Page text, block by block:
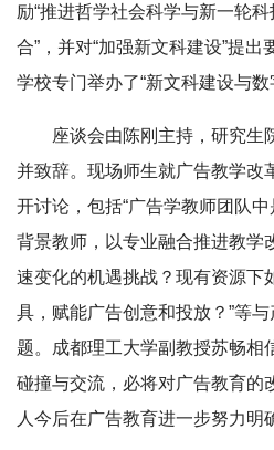
励“推进哲学社会科学与新一轮
合”，并对“加强新文科建设”提
学校专门举办了“新文科建设与数
座谈会由陈刚主持，研究生
并致辞。现场师生就广告教学改
开讨论，包括“广告学教师团队
背景教师，以专业融合推进教学
速变化的机遇挑战？现有资源下
具，赋能广告创意和投放？”等
题。成都理工大学副教授苏畅相
碰撞与交流，必将对广告教育的
人今后在广告教育进一步努力明